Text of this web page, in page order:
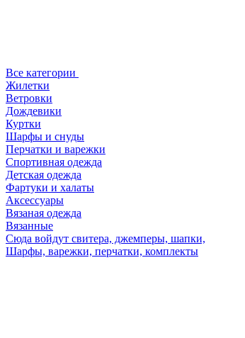
Все категории
Жилетки
Ветровки
Дождевики
Куртки
Шарфы и снуды
Перчатки и варежки
Спортивная одежда
Детская одежда
Фартуки и халаты
Аксессуары
Вязаная одежда
Вязанные
Сюда войдут свитера, джемперы, шапки,
Шарфы, варежки, перчатки, комплекты